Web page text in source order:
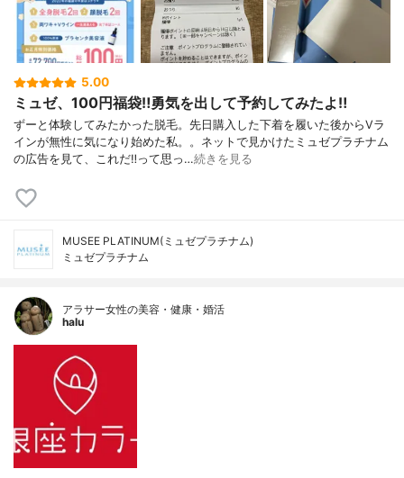
5.00
ミュゼ、100円福袋‼︎勇気を出して予約してみたよ‼︎
ずーと体験してみたかった脱毛。先日購入した下着を履いた後からVラ
インが無性に気になり始めた私。。ネットで見かけたミュゼプラチナム
の広告を見て、これだ‼︎って思っ…続きを見る
MUSEE PLATINUM(ミュゼプラチナム)
ミュゼプラチナム
アラサー女性の美容・健康・婚活
halu